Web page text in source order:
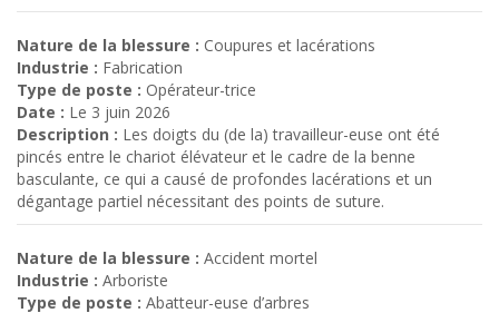
Nature de la blessure : Coupures et lacérations
Industrie : Fabrication
Type de poste : Opérateur-trice
Date : Le 3 juin 2026
Description : Les doigts du (de la) travailleur-euse ont été
pincés entre le chariot élévateur et le cadre de la benne
basculante, ce qui a causé de profondes lacérations et un
dégantage partiel nécessitant des points de suture.
Nature de la blessure : Accident mortel
Industrie : Arboriste
Type de poste : Abatteur-euse d’arbres